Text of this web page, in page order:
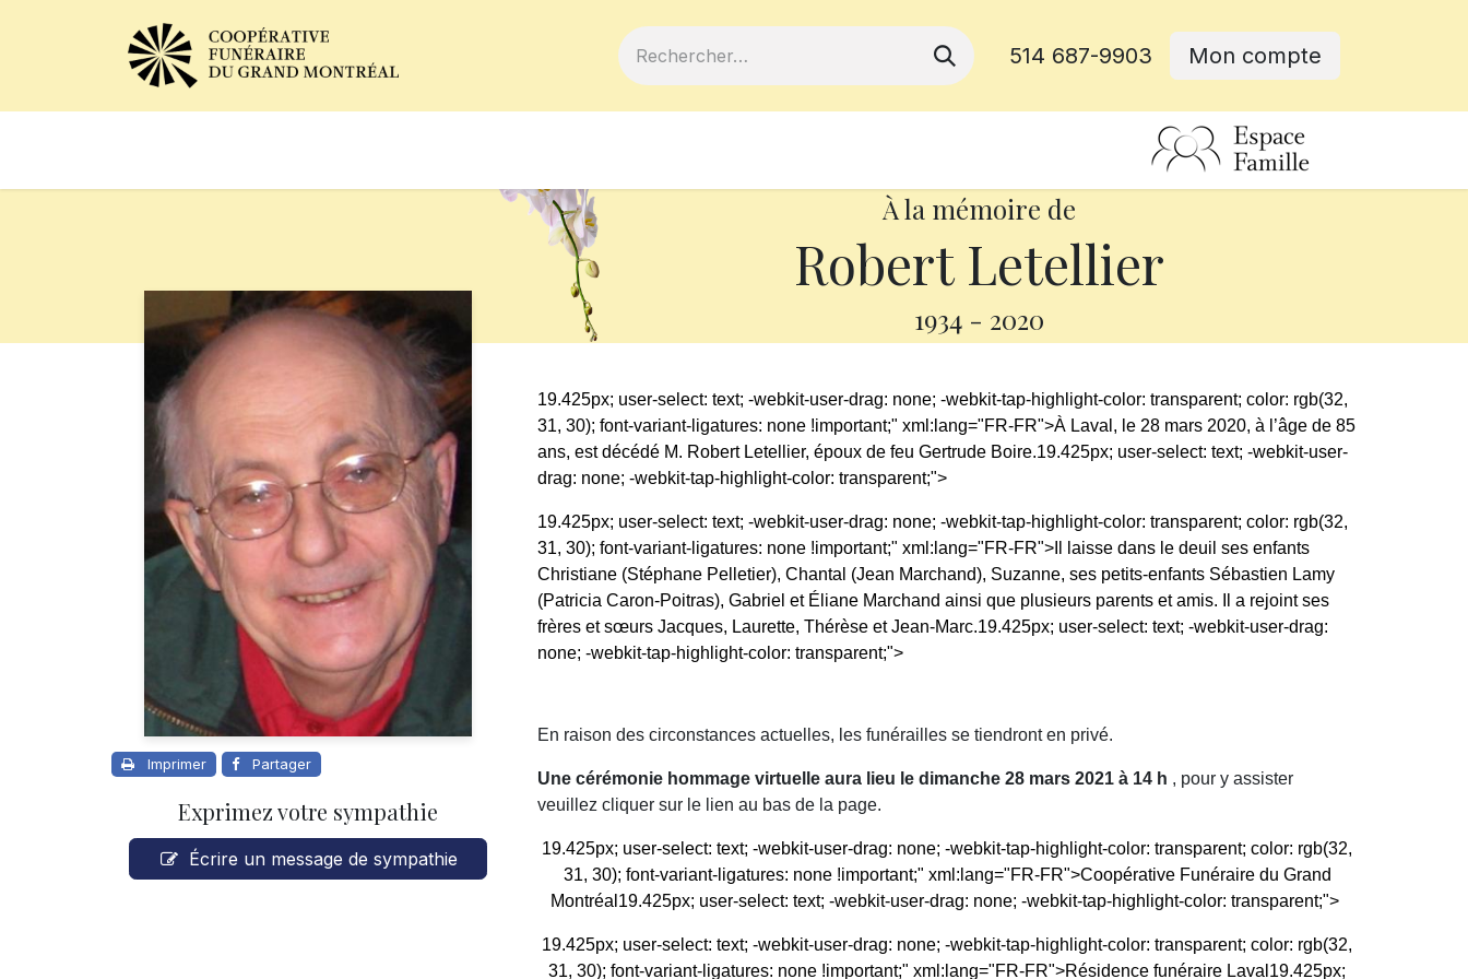
514 687-9903 Mon compte
À la mémoire de
Robert Letellier
1934 - 2020
Imprimer Partager
Exprimez votre sympathie
Écrire un message de sympathie
19.425px; user-select: text; -webkit-user-drag: none; -webkit-tap-highlight-color: transparent; color: rgb(32,
31, 30); font-variant-ligatures: none !important;" xml:lang="FR-FR">À Laval, le 28 mars 2020, à l’âge de 85
ans, est décédé M. Robert Letellier, époux de feu Gertrude Boire.19.425px; user-select: text; -webkit-user-
drag: none; -webkit-tap-highlight-color: transparent;">
19.425px; user-select: text; -webkit-user-drag: none; -webkit-tap-highlight-color: transparent; color: rgb(32,
31, 30); font-variant-ligatures: none !important;" xml:lang="FR-FR">Il laisse dans le deuil ses enfants
Christiane (Stéphane Pelletier), Chantal (Jean Marchand), Suzanne, ses petits-enfants Sébastien Lamy
(Patricia Caron-Poitras), Gabriel et Éliane Marchand ainsi que plusieurs parents et amis. Il a rejoint ses
frères et sœurs Jacques, Laurette, Thérèse et Jean-Marc.19.425px; user-select: text; -webkit-user-drag:
none; -webkit-tap-highlight-color: transparent;">
En raison des circonstances actuelles, les funérailles se tiendront en privé.
Une cérémonie hommage virtuelle aura lieu le dimanche 28 mars 2021 à 14 h , pour y assister
veuillez cliquer sur le lien au bas de la page.
19.425px; user-select: text; -webkit-user-drag: none; -webkit-tap-highlight-color: transparent; color: rgb(32,
31, 30); font-variant-ligatures: none !important;" xml:lang="FR-FR">Coopérative Funéraire du Grand
Montréal 19.425px; user-select: text; -webkit-user-drag: none; -webkit-tap-highlight-color: transparent;">
19.425px; user-select: text; -webkit-user-drag: none; -webkit-tap-highlight-color: transparent; color: rgb(32,
31, 30); font-variant-ligatures: none !important;" xml:lang="FR-FR">Résidence funéraire Laval 19.425px;